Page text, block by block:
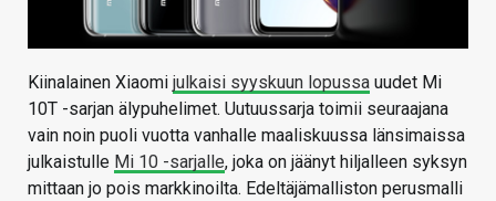
HAKU
Kiinalainen Xiaomi julkaisi syyskuun lopussa uudet Mi
10T -sarjan älypuhelimet. Uutuussarja toimii seuraajana
vain noin puoli vuotta vanhalle maaliskuussa länsimaissa
julkaistulle Mi 10 -sarjalle, joka on jäänyt hiljalleen syksyn
mittaan jo pois markkinoilta. Edeltäjämalliston perusmalli